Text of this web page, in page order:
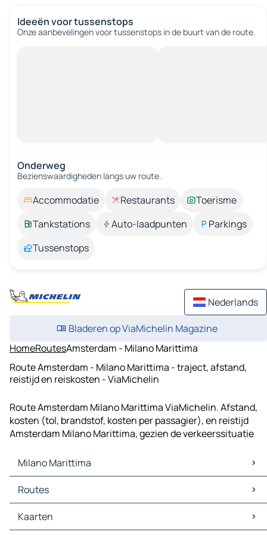
Ideeën voor tussenstops
Onze aanbevelingen voor tussenstops in de buurt van de route.
Onderweg
Bezienswaardigheden langs uw route.
Accommodatie Restaurants
Toerisme
Tankstations
Auto-laadpunten
Parkings
Tussenstops
Nederlands
Bladeren op ViaMichelin Magazine
HomeRoutesAmsterdam - Milano Marittima
Route Amsterdam - Milano Marittima - traject, afstand,
reistijd en reiskosten - ViaMichelin
Route Amsterdam Milano Marittima ViaMichelin. Afstand,
kosten (tol, brandstof, kosten per passagier), en reistijd
Amsterdam Milano Marittima, gezien de verkeerssituatie
Milano Marittima
Milano Marittima Kaarten
Milano Marittima Verkeer
Milano Marittima Hotels
Milano Marittima Restaurants
Routes
Routes Milano Marittima - Ravenna
Routes Milano Marittima - Cesena
Kaarten